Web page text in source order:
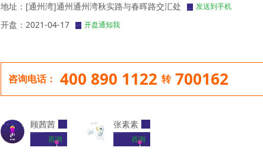
地址： [通州湾]通州通州湾秋实路与春晖路交汇处 发送到手机
开盘： 2021-04-17 开盘通知我
咨询电话： 400 890 1122 转700162
顾茜茜
咨询
张素素
咨询